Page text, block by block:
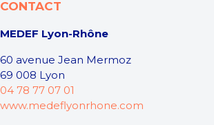
CONTACT
MEDEF Lyon-Rhône
60 avenue Jean Mermoz
69 008 Lyon
04 78 77 07 01
www.medeflyonrhone.com